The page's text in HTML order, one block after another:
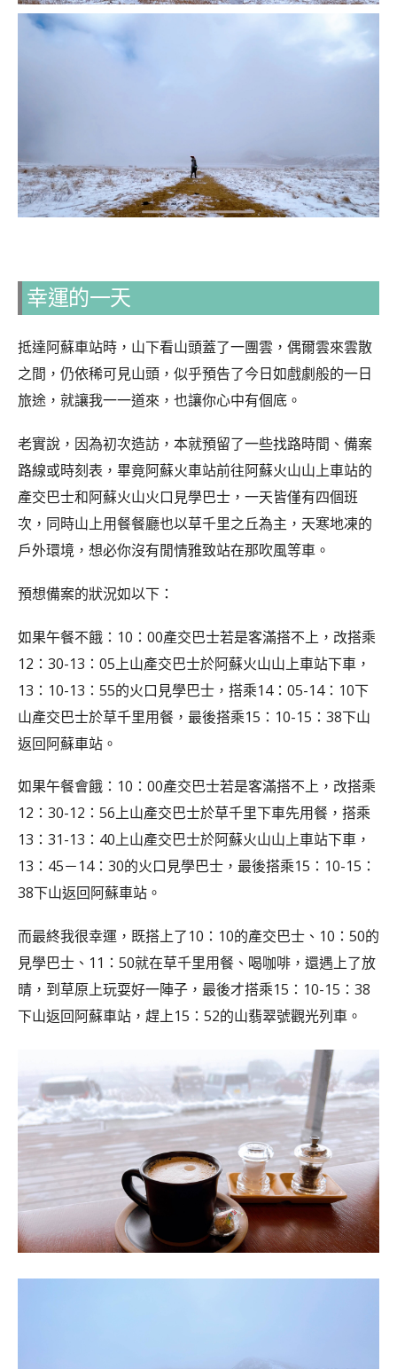
幸運的一天
抵達阿蘇車站時，山下看山頭蓋了一團雲，偶爾雲來雲散
之間，仍依稀可見山頭，似乎預告了今日如戲劇般的一日
旅途，就讓我一一道來，也讓你心中有個底。
老實說，因為初次造訪，本就預留了一些找路時間、備案
路線或時刻表，畢竟阿蘇火車站前往阿蘇火山山上車站的
產交巴士和阿蘇火山火口見學巴士，一天皆僅有四個班
次，同時山上用餐餐廳也以草千里之丘為主，天寒地凍的
戶外環境，想必你沒有閒情雅致站在那吹風等車。
預想備案的狀況如以下：
如果午餐不餓：10：00產交巴士若是客滿搭不上，改搭乘
12：30-13：05上山產交巴士於阿蘇火山山上車站下車，
13：10-13：55的火口見學巴士，搭乘14：05-14：10下
山產交巴士於草千里用餐，最後搭乘15：10-15：38下山
返回阿蘇車站。
如果午餐會餓：10：00產交巴士若是客滿搭不上，改搭乘
12：30-12：56上山產交巴士於草千里下車先用餐，搭乘
13：31-13：40上山產交巴士於阿蘇火山山上車站下車，
13：45－14：30的火口見學巴士，最後搭乘15：10-15：
38下山返回阿蘇車站。
而最終我很幸運，既搭上了10：10的產交巴士、10：50的
見學巴士、11：50就在草千里用餐、喝咖啡，還遇上了放
晴，到草原上玩耍好一陣子，最後才搭乘15：10-15：38
下山返回阿蘇車站，趕上15：52的山翡翠號觀光列車。